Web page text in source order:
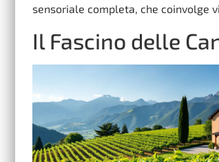
sensoriale completa, che coinvolge
Il Fascino delle